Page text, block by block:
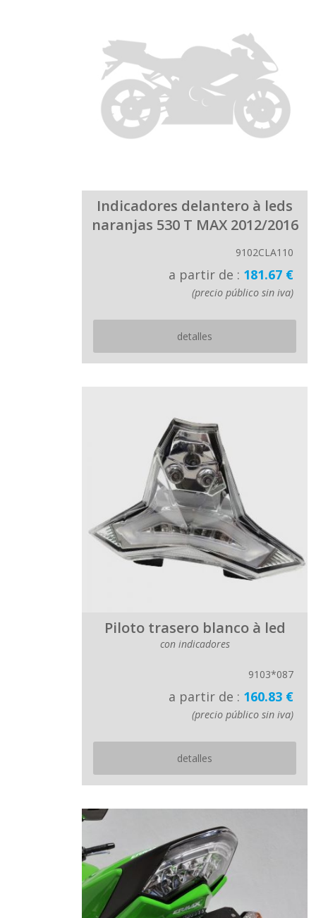
Indicadores delantero à leds
naranjas 530 T MAX 2012/2016
9102CLA110
a partir de : 181.67 €
(precio público sin iva)
detalles
Piloto trasero blanco à led
con indicadores
9103*087
a partir de : 160.83 €
(precio público sin iva)
detalles